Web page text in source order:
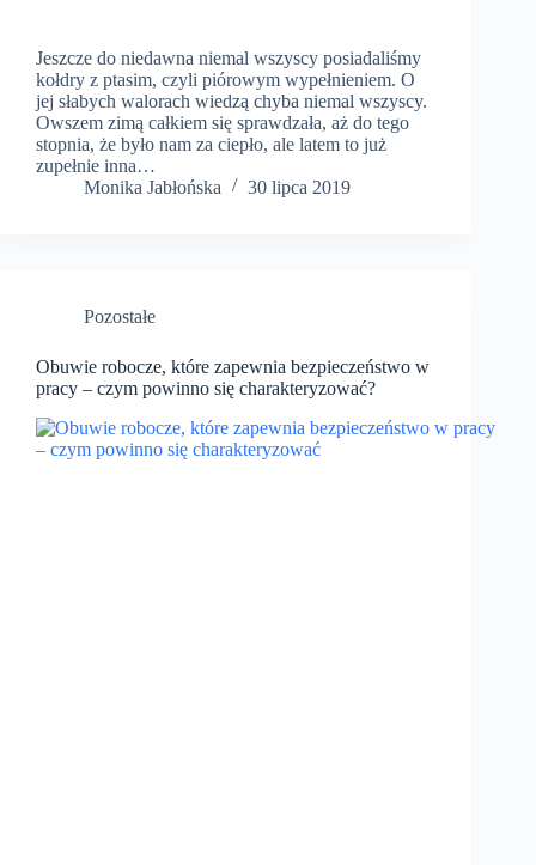
Jeszcze do niedawna niemal wszyscy posiadaliśmy
kołdry z ptasim, czyli piórowym wypełnieniem. O
jej słabych walorach wiedzą chyba niemal wszyscy.
Owszem zimą całkiem się sprawdzała, aż do tego
stopnia, że było nam za ciepło, ale latem to już
zupełnie inna…
Monika Jabłońska
30 lipca 2019
Pozostałe
Obuwie robocze, które zapewnia bezpieczeństwo w
pracy – czym powinno się charakteryzować?